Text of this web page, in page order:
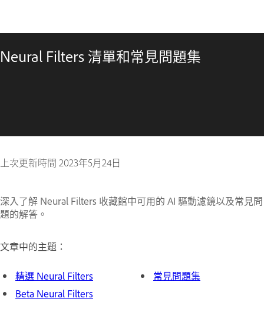
Neural Filters 清單和常見問題集
上次更新時間 2023年5月24日
深入了解 Neural Filters 收藏館中可用的 AI 驅動濾鏡以及常見問
題的解答。
文章中的主題：
精選 Neural Filters
Beta Neural Filters
常見問題集